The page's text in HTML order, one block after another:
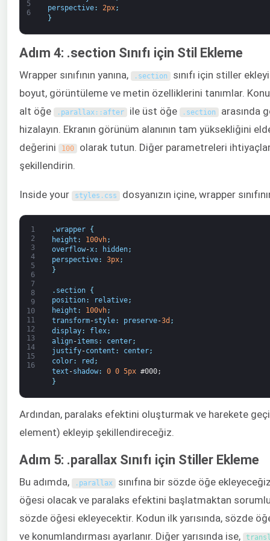
5
6
perspective: 2px;
}
Adım 4: .section Sınıfı için Stil Ekleme
Wrapper sınıfının yanına, . section sınıfı için stiller
boyut, görüntüleme ve metin özelliklerini tanımlar.
alt öğe
. parallax: : after ile üst öğe . section
arasında
hizalayın. Ekranın görünüm alanının tam yüksekliğini
değerini
100 olarak tutun. Diğer parametreleri
şekillendirin.
Inside your styles . css dosyanızın içine, wrapper
1
2
3
4
5
6
7
8
9
10
11
12
13
14
15
16
.wrapper
{
height : 100vh;
overflow-x: hidden;
perspective: 3px;
}
. section
{
position: relative;
height : 100vh;
transform-style: preserve-3d ;
display: flex;
align-items : center;
justify-content : center;
color: red ;
text -shadow: 0 0 5px #000;
}
Ardından, paralaks efektini oluşturmak ve harekete
element) ekleyip şekillendireceğiz.
Adım 5: .parallax Sınıfı için Stiller Ekleme
Bu adımda, . parallax sınıfına bir sözde öğe
öğesi olacak ve paralaks efektini başlatmaktan
sözde öğesi ekleyecektir. Kodun ilk yarısında, sözde
ve konumlandırması ayarlanır. Diğer yarısında ise,